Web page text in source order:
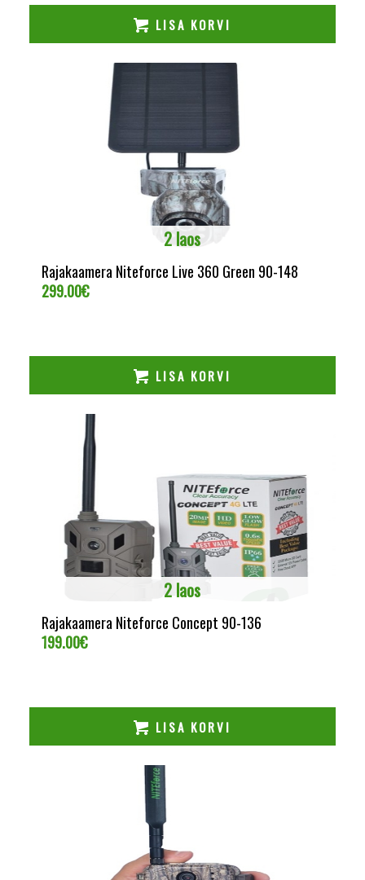
LISA KORVI
2 laos
Rajakaamera Niteforce Live 360 Green 90-148
299.00€
LISA KORVI
2 laos
Rajakaamera Niteforce Concept 90-136
199.00€
LISA KORVI